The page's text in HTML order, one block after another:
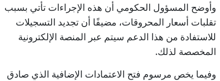
وأوضح المسؤول الحكومي أن هذه الإجراءات تأتي بسبب
تقلبات أسعار المحروقات، مضيفًا أن تجديد التسجيلات
للاستفادة من هذا الدعم سيتم عبر المنصة الإلكترونية
المخصصة لذلك.
وفيما يخص مرسوم فتح الاعتمادات الإضافية الذي صادق